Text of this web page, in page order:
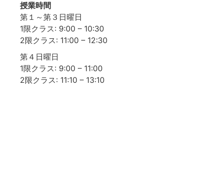
授業時間
第１～第３日曜日
1限クラス: 9:00 – 10:30
2限クラス: 11:00 – 12:30
第４日曜日
1限クラス: 9:00 – 11:00
2限クラス: 11:10 – 13:10